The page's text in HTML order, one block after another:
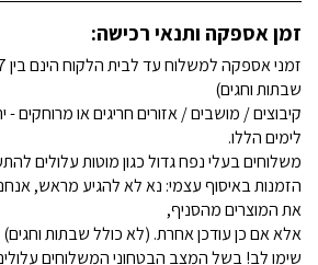
זמן אספקה ותנאי רכישה:
שבתות וחגים)
קיבוצים / מושבים / אזורים חריגים או מרוחקים -
לימים הללו.
משלוחים בעלי נפח גדול כגון מוטות עלולים
הזמנות באיסוף עצמי: נא לא להגיע מראש,
את המוצרים מהסניף,
אלא אם כן עודכן אחרת. (לא כולל שבתות וחגים)
שימו לב! בשל המצב הבטחוני המשלוחים